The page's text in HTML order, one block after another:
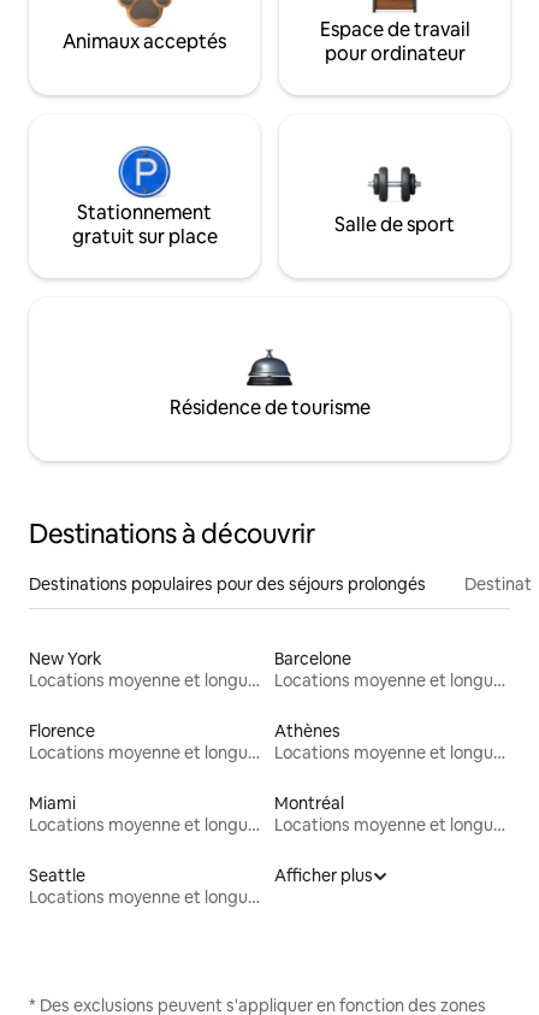
Animaux acceptés
Espace de travail
pour ordinateur
Stationnement
gratuit sur place
Salle de sport
Résidence de tourisme
Destinations à découvrir
Destinations populaires pour des séjours prolongés
New York
Locations moyenne et longue durée
Barcelone
Locations moyenne et longue durée
Florence
Locations moyenne et longue durée
Athènes
Locations moyenne et longue durée
Miami
Locations moyenne et longue durée
Montréal
Locations moyenne et longue durée
Seattle
Locations moyenne et longue durée
Afficher plus
* Des exclusions peuvent s'appliquer en fonction des zones